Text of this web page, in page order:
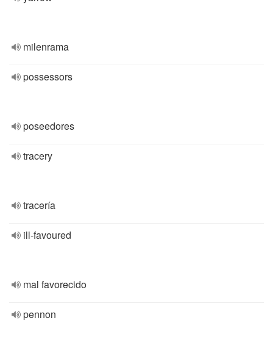
milenrama
possessors
poseedores
tracery
tracería
ill-favoured
mal favorecido
pennon